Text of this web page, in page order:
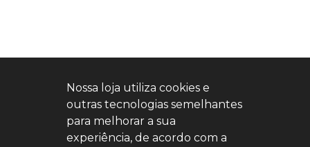
Nossa loja utiliza cookies e
outras tecnologias semelhantes
para melhorar a sua
experiência, de acordo com a